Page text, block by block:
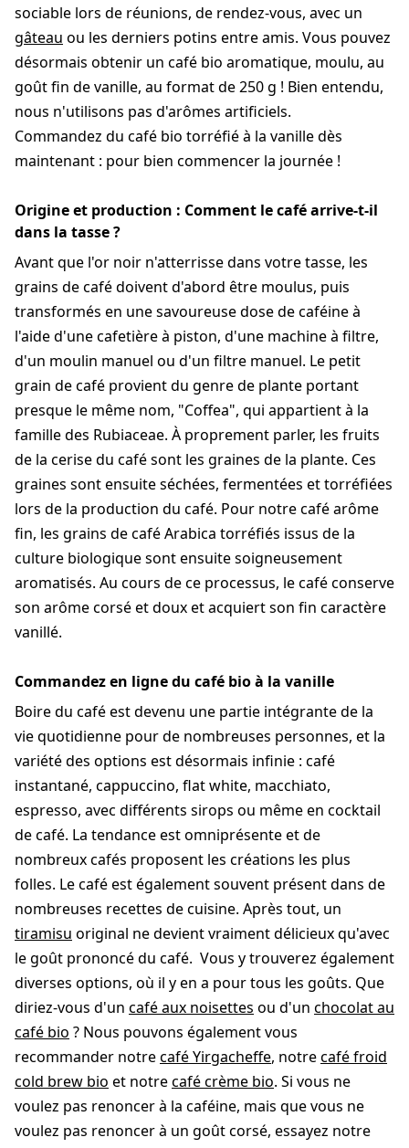
sociable lors de réunions, de rendez-vous, avec un
gâteau ou les derniers potins entre amis. Vous pouvez
désormais obtenir un café bio aromatique, moulu, au
goût fin de vanille, au format de 250 g ! Bien entendu,
nous n'utilisons pas d'arômes artificiels.
Commandez du café bio torréfié à la vanille dès
maintenant : pour bien commencer la journée !
Origine et production : Comment le café arrive-t-il
dans la tasse ?
Avant que l'or noir n'atterrisse dans votre tasse, les
grains de café doivent d'abord être moulus, puis
transformés en une savoureuse dose de caféine à
l'aide d'une cafetière à piston, d'une machine à filtre,
d'un moulin manuel ou d'un filtre manuel. Le petit
grain de café provient du genre de plante portant
presque le même nom, "Coffea", qui appartient à la
famille des Rubiaceae. À proprement parler, les fruits
de la cerise du café sont les graines de la plante. Ces
graines sont ensuite séchées, fermentées et torréfiées
lors de la production du café. Pour notre café arôme
fin, les grains de café Arabica torréfiés issus de la
culture biologique sont ensuite soigneusement
aromatisés. Au cours de ce processus, le café conserve
son arôme corsé et doux et acquiert son fin caractère
vanillé.
Commandez en ligne du café bio à la vanille
Boire du café est devenu une partie intégrante de la
vie quotidienne pour de nombreuses personnes, et la
variété des options est désormais infinie : café
instantané, cappuccino, flat white, macchiato,
espresso, avec différents sirops ou même en cocktail
de café. La tendance est omniprésente et de
nombreux cafés proposent les créations les plus
folles. Le café est également souvent présent dans de
nombreuses recettes de cuisine. Après tout, un
tiramisu original ne devient vraiment délicieux qu'avec
le goût prononcé du café. Vous y trouverez également
diverses options, où il y en a pour tous les goûts. Que
diriez-vous d'un café aux noisettes ou d'un chocolat au
café bio ? Nous pouvons également vous
recommander notrecafé Yirgacheffe, notrecafé froid
cold brew bio et notrecafé crème bio. Si vous ne
voulez pas renoncer à la caféine, mais que vous ne
voulez pas renoncer à un goût corsé, essayez notre